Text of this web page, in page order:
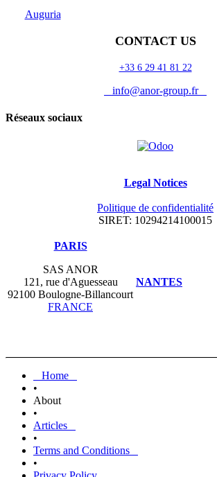
Auguria
CONTACT US
+33 6 29 41 81 22
info@anor-group.fr
Réseaux sociaux
Legal Notices
Politique de confidentialité
SIRET: 10294214100015
​PARIS
SAS ANOR
121, rue d'Aguesseau
92100 Boulogne-Billancourt
FRANCE
NANTES
Home
•
About
•
Articles
•
Terms and Conditions
•